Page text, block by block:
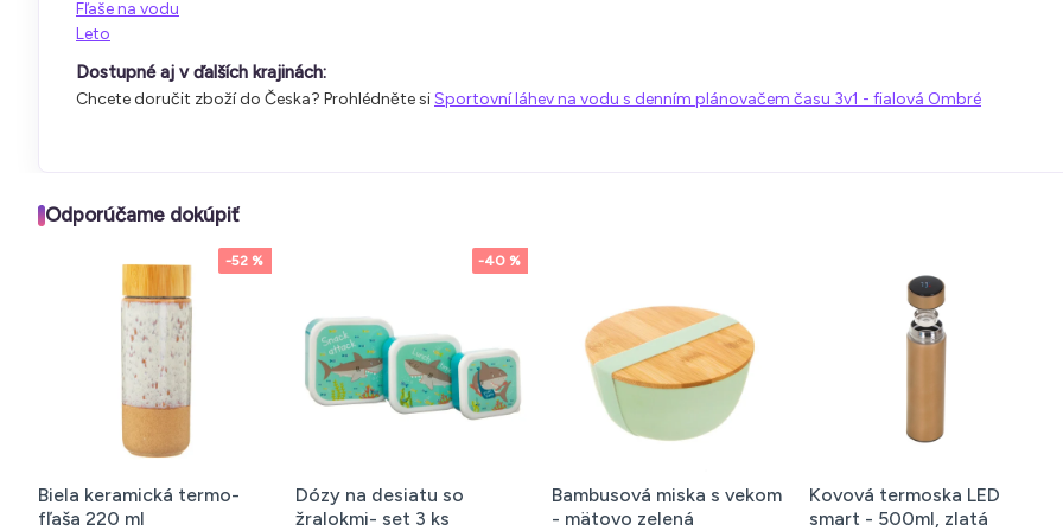
Fľaše na vodu
Leto
Dostupné aj v ďalších krajinách:
Chcete doručit zboží do Česka? Prohlédněte siSportovní láhev na vodu s denním plánovačem času 3v1 - fialová Ombré
Odporúčame dokúpiť
na potraviny -
šedý
Termoska smart LED
500ml - strieborná
Termotaška na pláž a
piknik 16L, modrá
Termoizolačná taška na
obed - bordová
Termotaška
piknik 11l,